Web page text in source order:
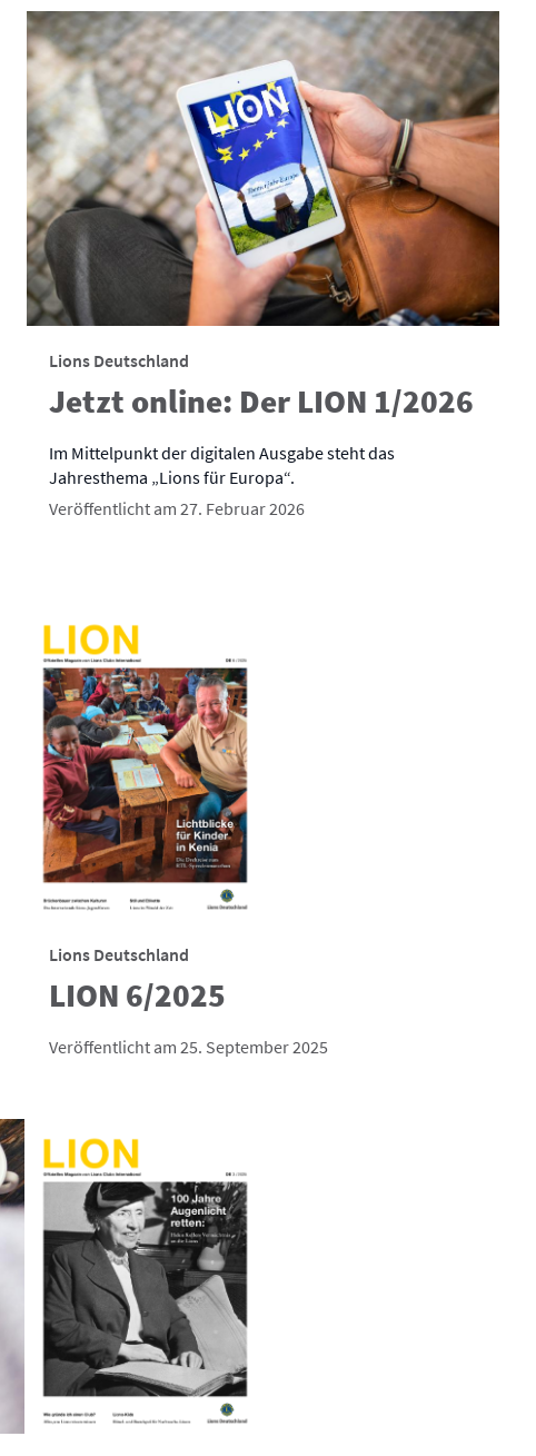
Lions Deutschland
Jetzt online: Der LION 1/2026
Im Mittelpunkt der digitalen Ausgabe steht das
Jahresthema „Lions für Europa“.
Veröffentlicht am 27. Februar 2026
Lions Deutschland
LION 6/2025
Veröffentlicht am 25. September 2025